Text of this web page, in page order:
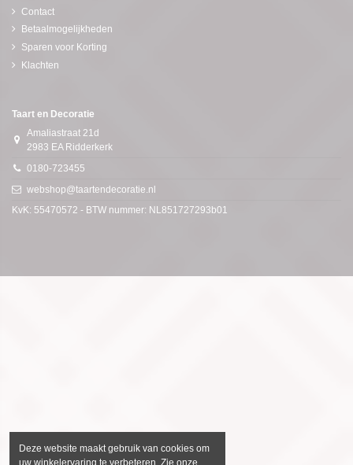
Contact
Betaalmogelijkheden
Sparen voor Korting
Klachten
Taart en Decoratie
Amaliastraat 21d
2983 EA Ridderkerk
0180-723455
webshop@taartendecoratie.nl
KvK: 55470572 - BTW nummer: NL851727293b01
Deze website maakt gebruik van cookies om